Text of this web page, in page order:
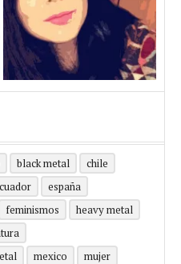
black metal
chile
españa
feminismos
heavy metal
mexico
mujer